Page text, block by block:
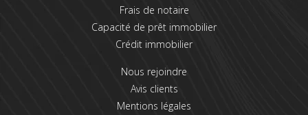
Frais de notaire
Capacité de prêt immobilier
Crédit immobilier
Nous rejoindre
Avis clients
Mentions légales